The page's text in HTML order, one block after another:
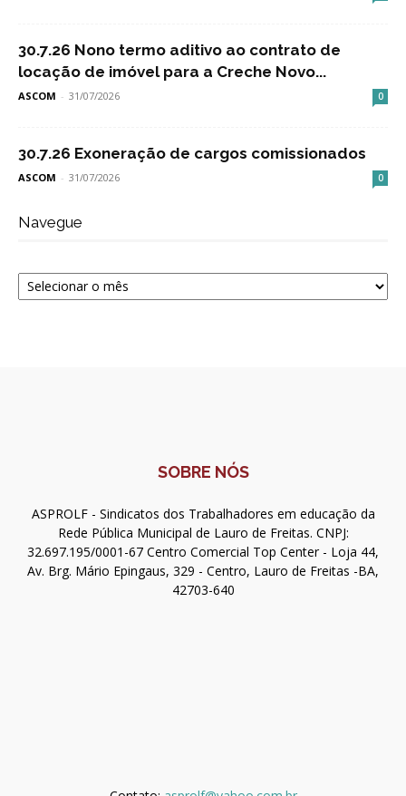
30.7.26 Nono termo aditivo ao contrato de
locação de imóvel para a Creche Novo...
ASCOM - 31/07/2026 0
30.7.26 Exoneração de cargos comissionados
ASCOM - 31/07/2026 0
Navegue
Navegue
SOBRE NÓS
ASPROLF - Sindicatos dos Trabalhadores em educação da
Rede Pública Municipal de Lauro de Freitas. CNPJ:
32.697.195/0001-67 Centro Comercial Top Center - Loja 44,
Av. Brg. Mário Epingaus, 329 - Centro, Lauro de Freitas -BA,
42703-640